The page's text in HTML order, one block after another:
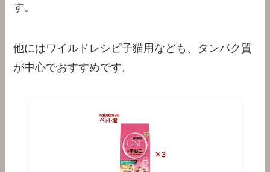
す。
他にはワイルドレシピ子猫用なども、タンパク質
が中心でおすすめです。